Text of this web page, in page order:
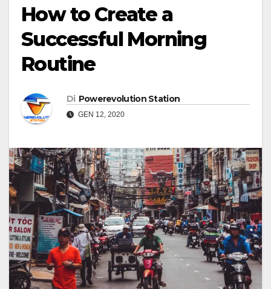
How to Create a
Successful Morning
Routine
Di Powerevolution Station
GEN 12, 2020